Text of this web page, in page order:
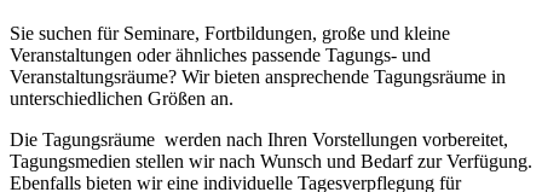
Sie suchen für Seminare, Fortbildungen, große und kleine
Veranstaltungen oder ähnliches passende Tagungs- und
Veranstaltungsräume? Wir bieten ansprechende Tagungsräume in
unterschiedlichen Größen an.
Die Tagungsräume werden nach Ihren Vorstellungen vorbereitet,
Tagungsmedien stellen wir nach Wunsch und Bedarf zur Verfügung.
Ebenfalls bieten wir eine individuelle Tagesverpflegung für